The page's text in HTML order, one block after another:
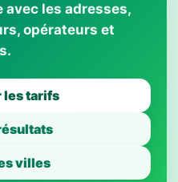
avec les adresses,
opérateurs et
les tarifs
villes